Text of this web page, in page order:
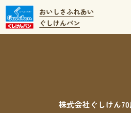
株式会社ぐしけん